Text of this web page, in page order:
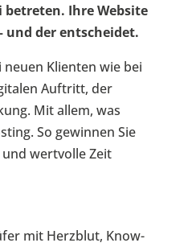
betreten. Ihre Website
und der entscheidet.
Klienten wie bei
Auftritt, der
Mit allem, was
So gewinnen Sie
wertvolle Zeit
mit Herzblut, Know-